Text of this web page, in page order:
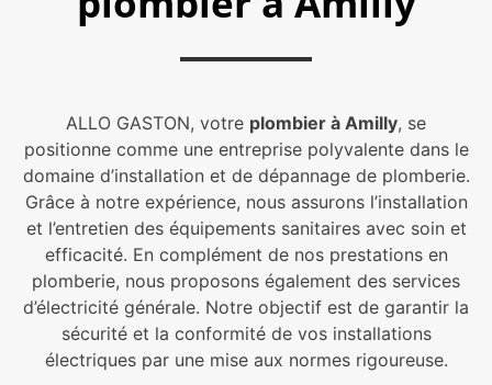
ALLO GASTON, votre plombier à Amilly, se
positionne comme une entreprise polyvalente dans le
domaine d’installation et de dépannage de plomberie.
Grâce à notre expérience, nous assurons l’installation
et l’entretien des équipements sanitaires avec soin et
efficacité. En complément de nos prestations en
plomberie, nous proposons également des services
d’électricité générale. Notre objectif est de garantir la
sécurité et la conformité de vos installations
électriques par une mise aux normes rigoureuse.